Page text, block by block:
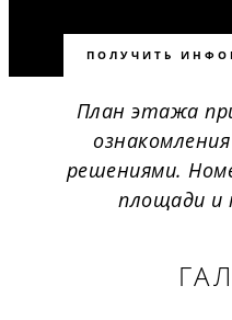
ПОЛУЧИТЬ
План этажа
решениями.
площади и